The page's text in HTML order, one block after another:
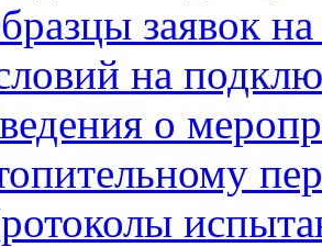
заявок
на
о